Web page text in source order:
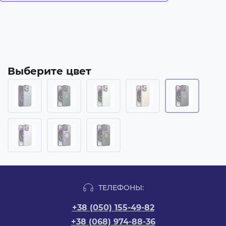
Выберите цвет
ТЕЛЕФОНЫ:
+38 (050) 155-49-82
+38 (068) 974-88-36